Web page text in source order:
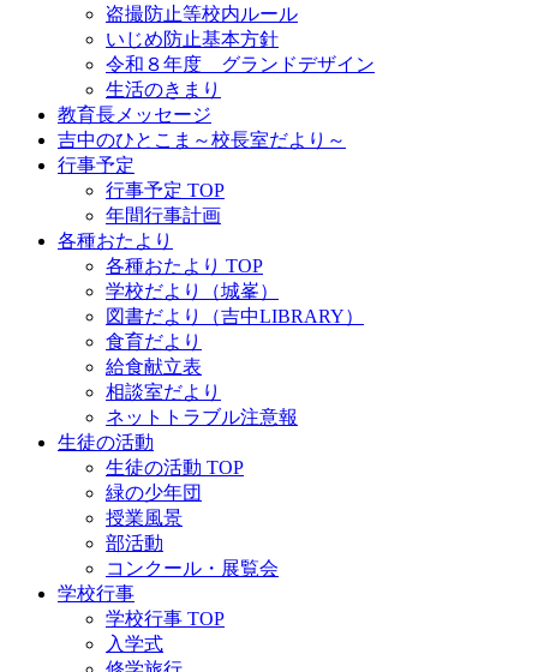
盗撮防止等校内ルール
いじめ防止基本方針
令和８年度 グランドデザイン
生活のきまり
教育長メッセージ
吉中のひとこま～校長室だより～
行事予定
行事予定 TOP
年間行事計画
各種おたより
各種おたより TOP
学校だより（城峯）
図書だより（吉中LIBRARY）
食育だより
給食献立表
相談室だより
ネットトラブル注意報
生徒の活動
生徒の活動 TOP
緑の少年団
授業風景
部活動
コンクール・展覧会
学校行事
学校行事 TOP
入学式